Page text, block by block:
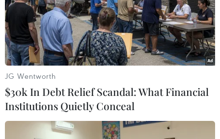
AC Milan và Inter Milan 'bất phân thắng
JG Wentworth
$30k In Debt Relief Scandal: What Financial
Institutions Quietly Conceal